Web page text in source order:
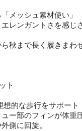
メッシュ素材使い」
レンガントさを感じ
秋まで長く履きまわ
ト
想的な歩行をサポート
ー部のフィンが体重
側に回旋。